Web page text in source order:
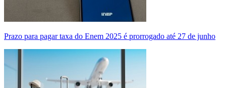
Prazo para pagar taxa do Enem 2025 é prorrogado até 27 de junho